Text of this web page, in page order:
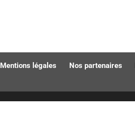
Mentions légales Nos partenaires